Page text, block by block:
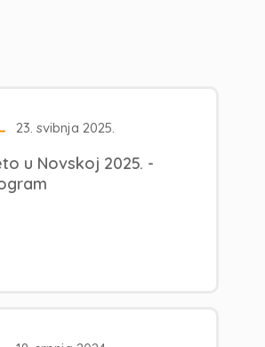
23. svibnja 2025.
u Novskoj 2025. -